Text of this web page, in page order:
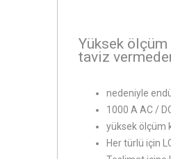
Yüksek
taviz
nedeniyle
1000 A AC /
yüksek ölçüm
Her türlü için